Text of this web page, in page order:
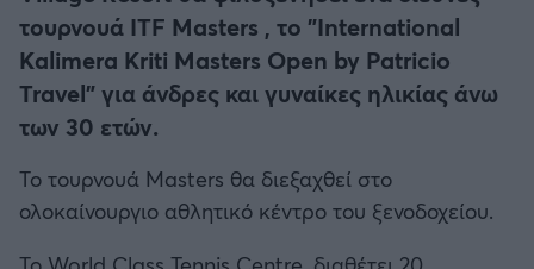
Ατρόμητος Αθηνών
Κηφισιά
Παναιτωλικός
τουρνουά ITF Masters , το "International
Kalimera Kriti Masters Open by Patricio
Travel" για άνδρες και γυναίκες ηλικίας άνω
των 30 ετών.
Το τουρνουά Masters θα διεξαχθεί στο
ολοκαίνουργιο αθλητικό κέντρο του ξενοδοχείου.